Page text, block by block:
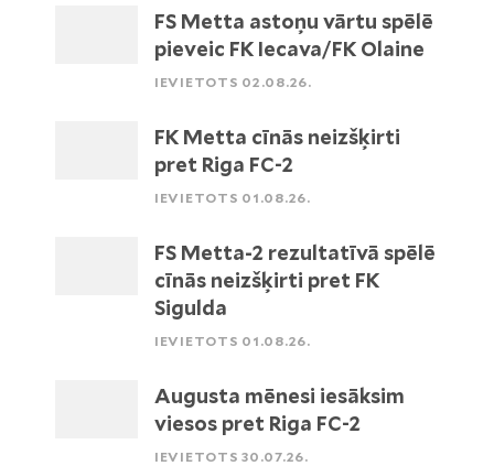
FS Metta astoņu vārtu spēlē
pieveic FK Iecava/FK Olaine
IEVIETOTS 02.08.26.
FK Metta cīnās neizšķirti
pret Riga FC-2
IEVIETOTS 01.08.26.
FS Metta-2 rezultatīvā spēlē
cīnās neizšķirti pret FK
Sigulda
IEVIETOTS 01.08.26.
Augusta mēnesi iesāksim
viesos pret Riga FC-2
IEVIETOTS 30.07.26.